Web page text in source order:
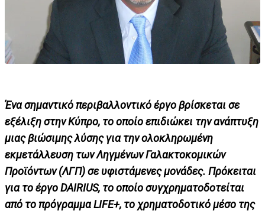
Ένα σημαντικό περιβαλλοντικό έργο βρίσκεται σε
εξέλιξη στην Κύπρο, το οποίο επιδιώκει την ανάπτυξη
μιας βιώσιμης λύσης για την ολοκληρωμένη
εκμετάλλευση των Ληγμένων Γαλακτοκομικών
Προϊόντων (ΛΓΠ) σε υφιστάμενες μονάδες. Πρόκειται
για το έργο DAIRIUS, το οποίο συγχρηματοδοτείται
από το πρόγραμμα LIFE+, το χρηματοδοτικό μέσο της